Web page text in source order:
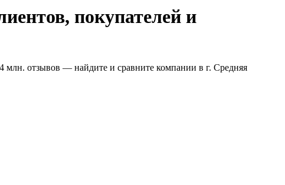
покупателей и
отзывов — найдите и сравните компании в г. Средняя